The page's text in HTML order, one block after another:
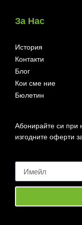
За Нас
История
Контакти
Блог
Кои сме ние
Бюлетин
Абонирайте си при
изгодните оферти